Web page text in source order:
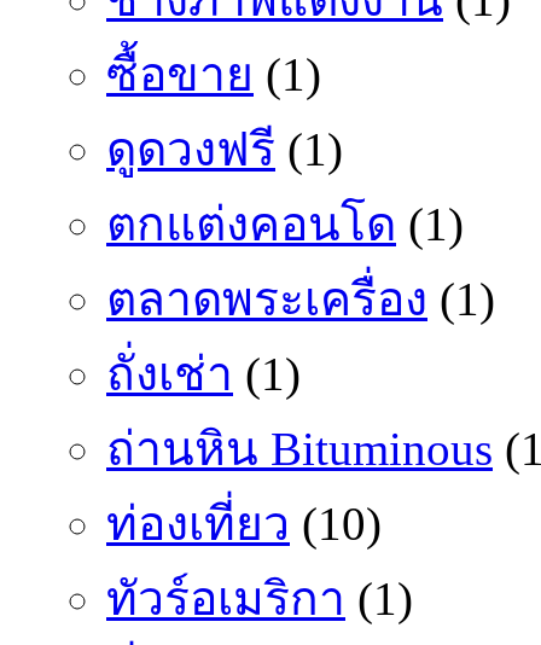
ซื้อขาย (1)
ดูดวงฟรี (1)
ตกแต่งคอนโด (1)
ตลาดพระเครื่อง (1)
ถั่งเช่า (1)
ถ่านหิน Bituminous
ท่องเที่ยว (10)
ทัวร์อเมริกา (1)